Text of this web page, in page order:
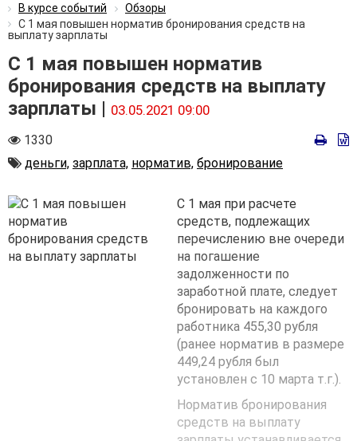
В курсе событий
Обзоры
С 1 мая повышен норматив бронирования средств на
выплату зарплаты
С 1 мая повышен норматив
бронирования средств на выплату
зарплаты | 03.05.2021 09:00
Количество
1330
Автор
деньги, зарплата, норматив, бронирование
С 1 мая при расчете
средств, подлежащих
перечислению вне очереди
на погашение
задолженности по
заработной плате, следует
бронировать на каждого
работника 455,30 рубля
(ранее норматив в размере
449,24 рубля был
установлен с 10 марта т.г.).
Норматив бронирования
средств на выплату